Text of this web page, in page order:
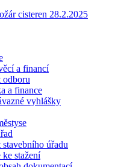
cisteren 28.2.2025
a financí
odboru
a finance
vyhlášky
stavebního úřadu
stažení